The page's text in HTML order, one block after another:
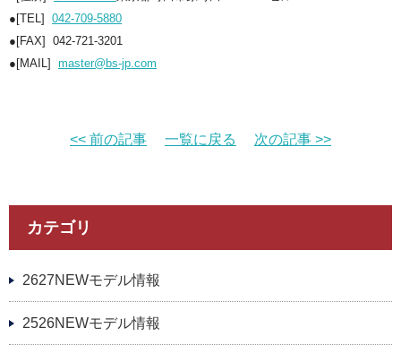
●[TEL] 042-709-5880
●[FAX] 042-721-3201
●[MAIL] master@bs-jp.com
<< 前の記事 一覧に戻る 次の記事 >>
カテゴリ
2627NEWモデル情報
2526NEWモデル情報